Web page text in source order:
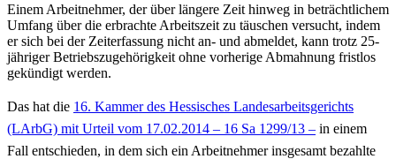
Einem Arbeitnehmer, der über längere Zeit hinweg in beträchtlichem
Umfang über die erbrachte Arbeitszeit zu täuschen versucht, indem
er sich bei der Zeiterfassung nicht an- und abmeldet, kann trotz 25-
jähriger Betriebszugehörigkeit ohne vorherige Abmahnung fristlos
gekündigt werden.
Das hat die 16. Kammer des Hessisches Landesarbeitsgerichts
(LArbG) mit Urteil vom 17.02.2014 – 16 Sa 1299/13 – in einem
Fall entschieden, in dem sich ein Arbeitnehmer insgesamt bezahlte